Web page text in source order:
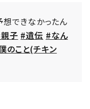
想できなかったん
子 #遺伝 #なん
のこと(チキン